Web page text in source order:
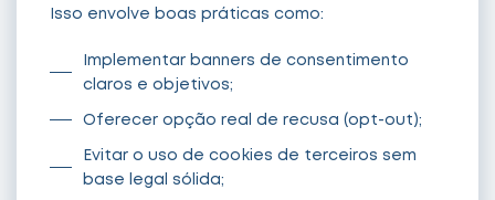
Isso envolve boas práticas como:
Implementar banners de consentimento
claros e objetivos;
Oferecer opção real de recusa (opt-out);
Evitar o uso de cookies de terceiros sem
base legal sólida;